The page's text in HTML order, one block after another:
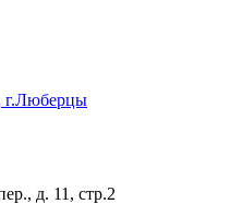
г.Люберцы
д. 11, стр.2